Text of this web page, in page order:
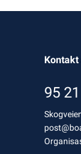
Kontakt
95